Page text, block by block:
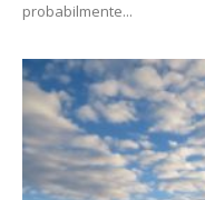
probabilmente...